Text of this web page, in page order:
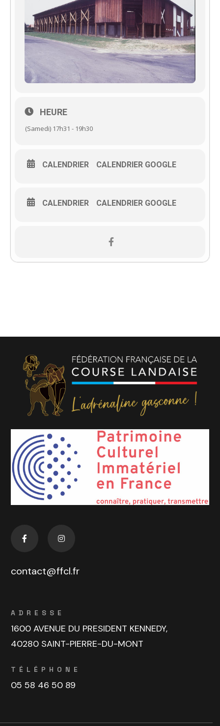
HEURE
(Samedi) 17h31 - 19h30
CALENDRIER CALENDRIER GOOGLE
CALENDRIER CALENDRIER GOOGLE
contact@ffcl.fr
ADRESSE
1600 AVENUE DU PRESIDENT KENNEDY,
40280 SAINT-PIERRE-DU-MONT
TÉLÉPHONE
05 58 46 50 89